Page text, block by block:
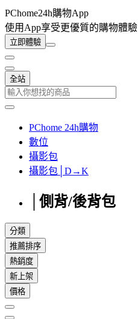
PChome24h購物App
使用App享受更優質的購物體驗
立即體驗
全站
PChome 24h購物
數位
攝影包
攝影包│D→K
│側背/後背包
分類
推薦排序
熱銷度
新上架
價格